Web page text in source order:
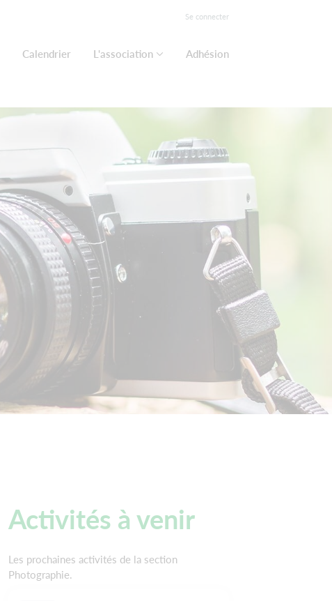
Se connecter
Calendrier L'association Adhésion
Activités à venir
Les prochaines activités de la section
Photographie.